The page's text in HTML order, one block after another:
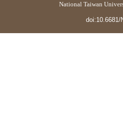
National Taiwan
doi:10.6681/